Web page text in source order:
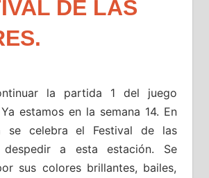
DE LAS
la partida 1 del juego
estamos en la semana 14. En
se celebra el Festival de las
despedir a esta estación. Se
sus colores brillantes, bailes,